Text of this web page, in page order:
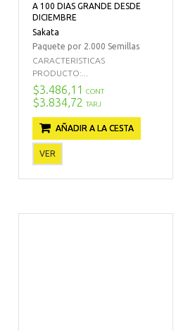
A 100 DIAS GRANDE DESDE
DICIEMBRE
Sakata
Paquete por 2.000 Semillas
CARACTERISTICAS
PRODUCTO:...
$3.486,11 CONT
$3.834,72 TARJ
AÑADIR A LA CESTA
VER